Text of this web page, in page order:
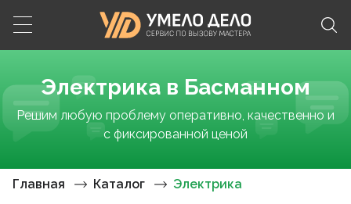
Электрика в Басманном
Решим любую проблему оперативно, качественно и
с фиксированной ценой
Главная Каталог Электрика